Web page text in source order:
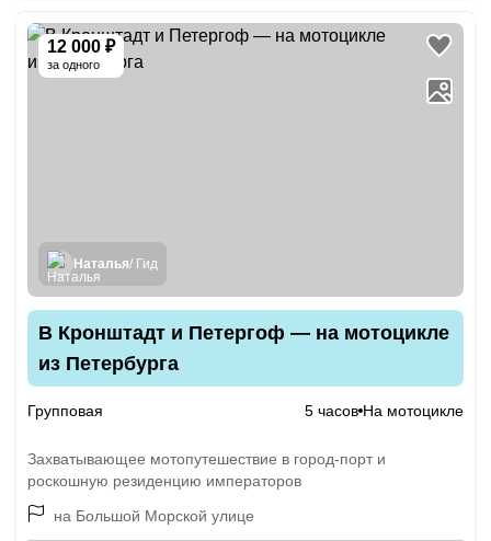
12 000 ₽
за одного
Наталья/ Гид
В Кронштадт и Петергоф — на мотоцикле
из Петербурга
Групповая 5 часов На мотоцикле
Захватывающее мотопутешествие в город-порт и
роскошную резиденцию императоров
на Большой Морской улице